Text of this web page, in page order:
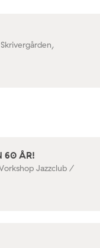
60 ÅR!
Jazzclub /